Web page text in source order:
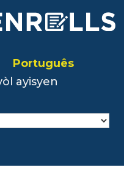
Português
ayisyen